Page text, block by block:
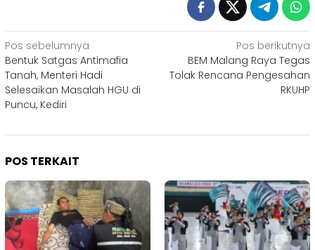
Navigasi
pos
Pos sebelumnya
Bentuk Satgas Antimafia
Tanah, Menteri Hadi
Selesaikan Masalah HGU di
Puncu, Kediri
Pos berikutnya
BEM Malang Raya Tegas
Tolak Rencana Pengesahan
RKUHP
POS TERKAIT